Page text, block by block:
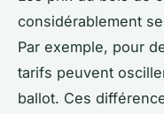
considérablement
Par exemple, pour
tarifs peuvent
ballot. Ces